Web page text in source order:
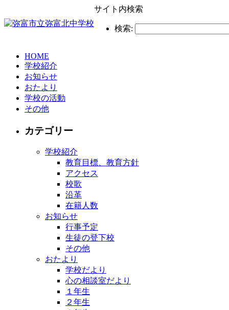
サイト内検索
検索:
HOME
学校紹介
お知らせ
おたより
学校の活動
その他
カテゴリー
学校紹介
教育目標、教育方針
アクセス
校歌
沿革
在籍人数
お知らせ
行事予定
生徒の登下校
その他
おたより
学校だより
心の相談室だより
１年生
２年生